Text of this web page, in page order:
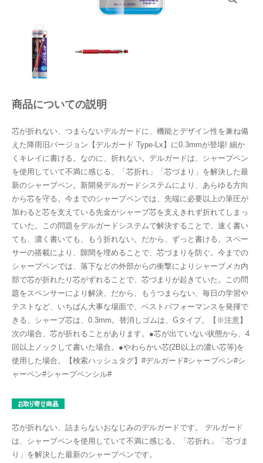
商品についての説明
芯が折れない、つまらないデルガードに、機能とデザイン性を兼ね備
えた降雨旧バージョン【デルガード Type-Lx】に0.3mmが登場! 細か
くキレイに書ける。なのに、折れない。デルガードは、シャープペン
を使用していて不満に感じる、「芯折れ」「芯づまり」を解決した最
新のシャープペン。新開発デルガードシステムにより、あらゆる方向
から芯を守る。今までのシャープペンでは、先端に必要以上の筆圧が
加わると芯を支えている先金がシャープ芯を支えきれず折れてしまっ
ていた。この問題をデルガードシステムで解決することで、速く書い
ても、濃く書いても、もう折れない。だから、ずっと書ける。スペー
サーの搭載により、隙間を埋めることで、芯づまりを防ぐ。今までの
シャープペンでは、落下などの外部からの衝撃によりシャープメカ内
部で芯が折れたり芯がずれることで、芯づまりが起きていた。この問
題をスペンサーにより解決、だから、もうつまらない、毎日の学習や
テストなど、いちばん大事な場面で、ベストパフォーマンスを発揮で
きる、シャープ芯は、0.3mm。替消しゴムは、Gタイプ。【※注意】
次の場合、芯が折れることがあります。●芯が出ていない状態から、4
回以上ノックして書いた場合。●やわらかい芯(2B以上の濃い芯等)を
使用した場合。【検索ハッシュタグ】#デルガード#シャープペン#シ
ャーペン#シャープペンシル#
芯が折れない、詰まらないおなじみのデルガードです。 デルガード
は、シャープペンを使用していて不満に感じる、「芯折れ」「芯づま
り」を解決した最新のシャープペンです。